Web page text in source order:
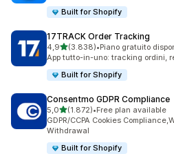
Built for Shopify
17TRACK Order Tracking
4,9stelle su 5
(3.838)
3838 recensioni totali
•Piano gratuito
App tutto-in-uno: tracking ordini,
Built for Shopify
Consentmo GDPR Compliance
5,0stelle su 5
(1.872)
1872 recensioni totali
•Free plan available
GDPR/CCPA Cookies
Withdrawal
Built for Shopify